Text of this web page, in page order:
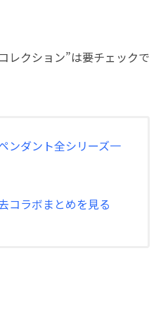
レクション”は要チェックで
ンダント全シリーズ一
コラボまとめを見る